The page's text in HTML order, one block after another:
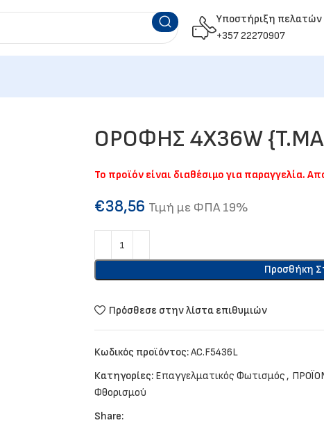
Υποστήριξη πελατών
+357 22270907
ΟΡΟΦΗΣ 4Χ36W
Το προϊόν είναι διαθέσιμο για παραγγελία.
€38,56 Τιμή με ΦΠΑ 19%
Προσθήκη
Πρόσθεσε στην λίστα επιθυμιών
Κωδικός προϊόντος:AC.F5436L
Κατηγορίες: Επαγγελματικός Φωτισμός,
Φθορισμού
Share: